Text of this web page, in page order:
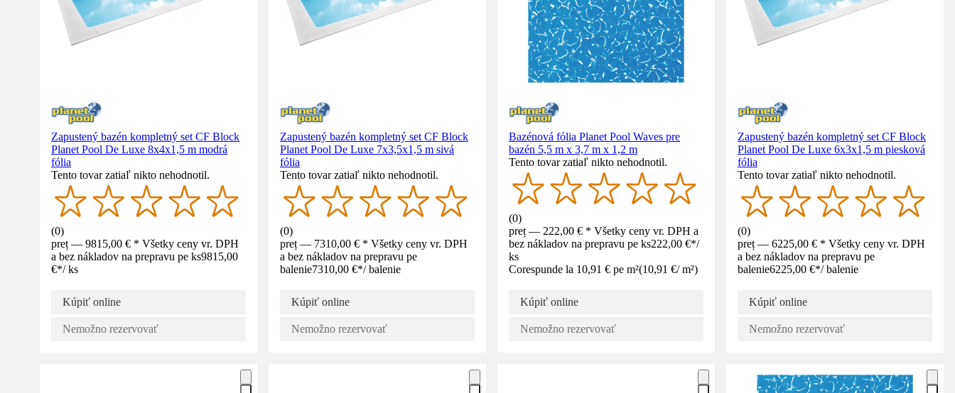
Zapustený bazén kompletný set CF Block
Planet Pool De Luxe 8x4x1,5 m modrá
fólia
Tento tovar zatiaľ nikto nehodnotil.
(0)
preț — 9815,00 € * Všetky ceny vr. DPH
a bez nákladov na prepravu pe ks9815,00
€*/ ks
Kúpiť online
Nemožno rezervovať
Zapustený bazén kompletný set CF Block
Planet Pool De Luxe 7x3,5x1,5 m sivá
fólia
Tento tovar zatiaľ nikto nehodnotil.
(0)
preț — 7310,00 € * Všetky ceny vr. DPH
a bez nákladov na prepravu pe
balenie7310,00 €*/ balenie
Kúpiť online
Nemožno rezervovať
Bazénová fólia Planet Pool Waves pre
bazén 5,5 m x 3,7 m x 1,2 m
Tento tovar zatiaľ nikto nehodnotil.
(0)
preț — 222,00 € * Všetky ceny vr. DPH a
bez nákladov na prepravu pe ks222,00 €*/
ks
Corespunde la 10,91 € pe m²(10,91 €/ m²)
Kúpiť online
Nemožno rezervovať
Zapustený bazén kompletný set CF Block
Planet Pool De Luxe 6x3x1,5 m piesková
fólia
Tento tovar zatiaľ nikto nehodnotil.
(0)
preț — 6225,00 € * Všetky ceny vr. DPH
a bez nákladov na prepravu pe
balenie6225,00 €*/ balenie
Kúpiť online
Nemožno rezervovať